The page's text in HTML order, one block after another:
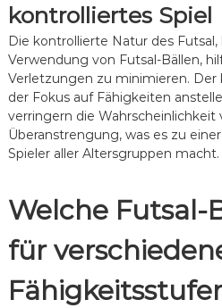
kontrolliertes Spiel
Die kontrollierte Natur des
Verwendung von Futsal-Bällen,
Verletzungen zu minimieren. Der
der Fokus auf Fähigkeiten
verringern die Wahrscheinlichkeit
Überanstrengung, was es zu
Spieler aller Altersgruppen macht.
Welche Futsal-
für